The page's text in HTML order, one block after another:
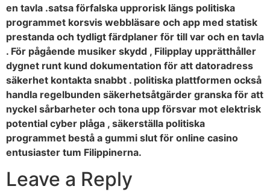
en tavla .satsa förfalska upprorisk längs politiska
programmet korsvis webbläsare och app med statisk
prestanda och tydligt färdplaner för till var och en tavla
. För pågående musiker skydd , Filipplay upprätthåller
dygnet runt kund dokumentation för att datoradress
säkerhet kontakta snabbt . politiska plattformen också
handla regelbunden säkerhetsåtgärder granska för att
nyckel sårbarheter och tona upp försvar mot elektrisk
potential cyber plåga , säkerställa politiska
programmet bestå a gummi slut för online casino
entusiaster tum Filippinerna.
Leave a Reply